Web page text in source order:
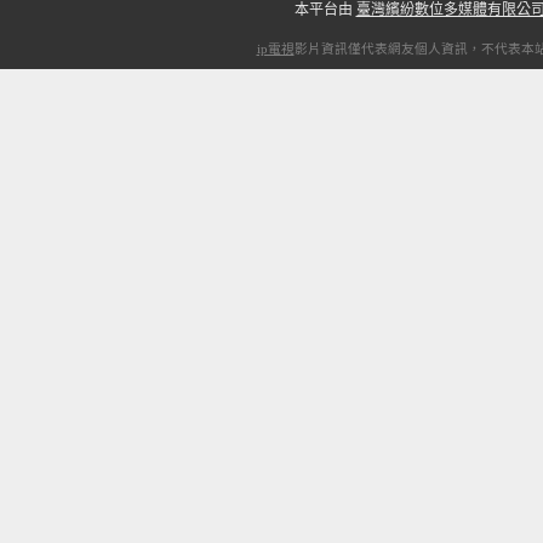
本平台由 臺灣繽紛數位多媒體有限公
ip電視影片資訊僅代表網友個人資訊，不代表本